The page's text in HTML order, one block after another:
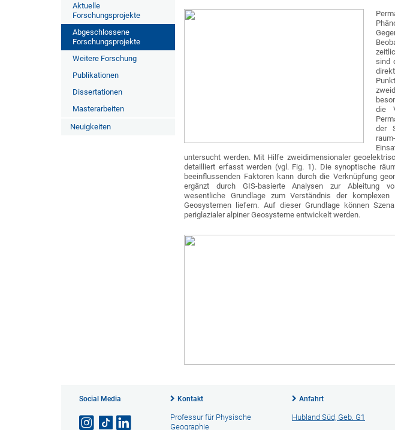
Aktuelle
Forschungsprojekte
Abgeschlossene
Forschungsprojekte
Weitere Forschung
Publikationen
Dissertationen
Masterarbeiten
Neuigkeiten
sind
die
der
untersucht werden. Mit Hilfe zweidimensionaler
detailliert erfasst werden (vgl. Fig. 1). Die synoptische
beeinflussenden Faktoren kann durch die Verknüpfung
ergänzt durch GIS-basierte Analysen zur Ableitung
wesentliche Grundlage zum Verständnis der
Geosystemen liefern. Auf dieser Grundlage können
periglazialer alpiner Geosysteme entwickelt werden.
Social Media Kontakt
Professur für Physische
Geographie
Anfahrt
Hubland Süd, Geb. G1